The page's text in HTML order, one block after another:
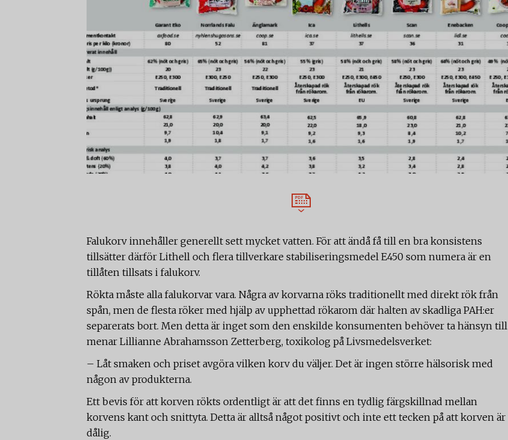
Falukorv innehåller generellt sett mycket vatten. För att ändå få till en bra konsistens
tillsätter därför Lithell och flera tillverkare stabiliseringsmedel E450 som numera är en
tillåten tillsats i falukorv.
Rökta måste alla falukorvar vara. Några av korvarna röks traditionellt med direkt rök från
spån, men de flesta röker med hjälp av upphettad rökarom där halten av skadliga PAH:er
separerats bort. Men detta är inget som den enskilde konsumenten behöver ta hänsyn till
menar Lillianne Abrahamsson Zetterberg, toxikolog på Livsmedelsverket:
– Låt smaken och priset avgöra vilken korv du väljer. Det är ingen större hälsorisk med
någon av produkterna.
Ett bevis för att korven rökts ordentligt är att det finns en tydlig färgskillnad mellan
korvens kant och snittyta. Detta är alltså något positivt och inte ett tecken på att korven är
dålig.